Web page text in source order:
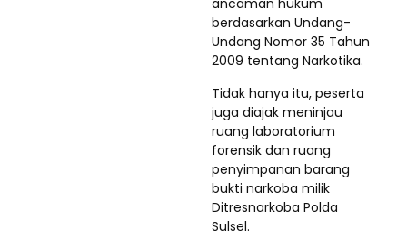
ancaman hukum
berdasarkan Undang-
Undang Nomor 35 Tahun
2009 tentang Narkotika.
Tidak hanya itu, peserta
juga diajak meninjau
ruang laboratorium
forensik dan ruang
penyimpanan barang
bukti narkoba milik
Ditresnarkoba Polda
Sulsel.